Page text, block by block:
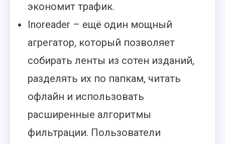
экономит трафик.
Inoreader – ещё один мощный
агрегатор, который позволяет
собирать ленты из сотен изданий,
разделять их по папкам, читать
офлайн и использовать
расширенные алгоритмы
фильтрации. Пользователи